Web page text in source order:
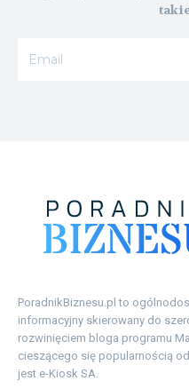
PoradnikBiznesu.pl to
informacyjny skierowany do
rozwinięciem bloga programu
cieszącego się popularnością
jest e-Kiosk SA.